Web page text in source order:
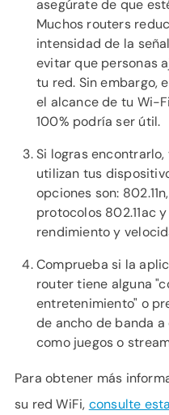
asegúrate de que
Muchos routers
intensidad de la
evitar que personas
tu red. Sin embargo,
el alcance de tu Wi-
100% podría ser útil.
Si logras
utilizan tus
opciones son:
protocolos 802.11ac
rendimiento y
Comprueba si la
router tiene alguna
entretenimiento" o
de ancho de banda
como juegos o
Para obtener más
su red WiFi, consulte